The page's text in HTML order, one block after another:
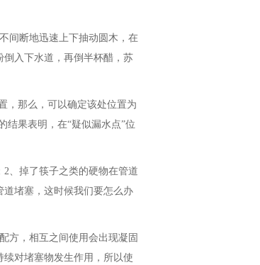
间断地迅速上下抽动圆木，在
入下水道，再倒半杯醋，苏
，那么，可以确定该处位置为
结果表明，在“疑似漏水点”位
、掉了筷子之类的硬物在管道
堵塞，这时候我们要怎么办
方，相互之间使用会出现凝固
对堵塞物发生作用，所以使